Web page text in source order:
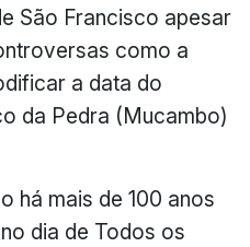
São Francisco apesar
como a
a data do
da Pedra (Mucambo)
há mais de 100 anos
dia de Todos os